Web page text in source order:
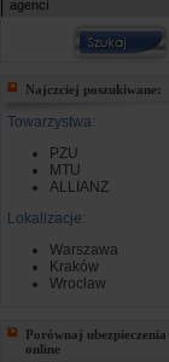
Najczciej poszukiwane:
Towarzystwa:
PZU
MTU
ALLIANZ
Lokalizacje:
Warszawa
Kraków
Wrocław
Porównaj ubezpieczenia
online